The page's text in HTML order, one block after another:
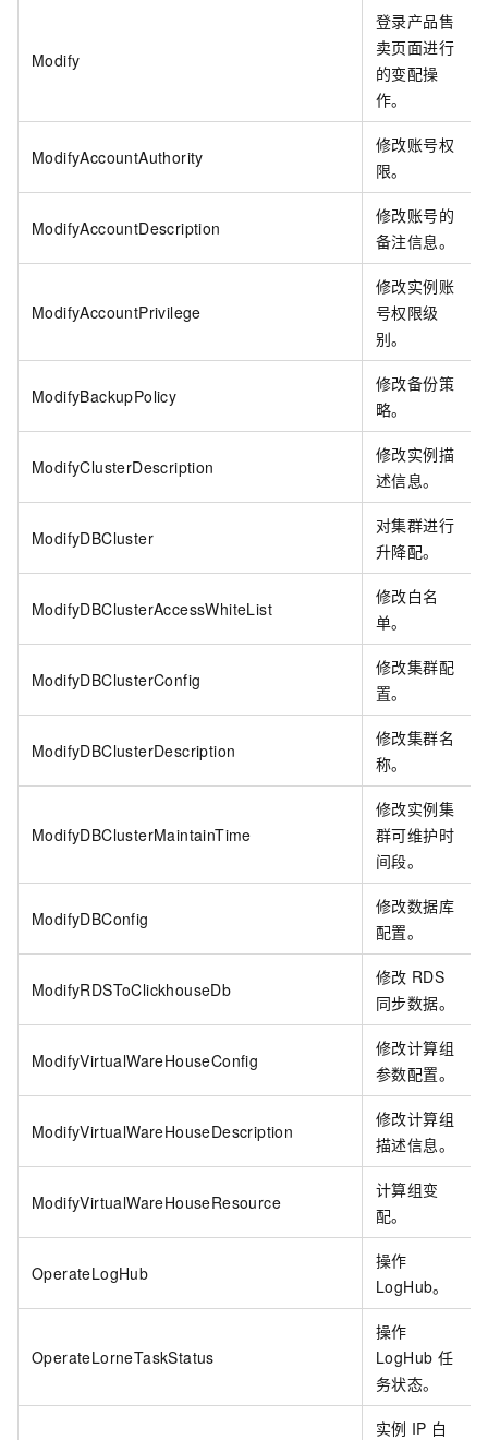
Modify
登录产品售
卖页面进行
的变配操
作。
ModifyAccountAuthority
修改账号权
限。
ModifyAccountDescription
修改账号的
备注信息。
ModifyAccountPrivilege
修改实例账
号权限级
别。
ModifyBackupPolicy
修改备份策
略。
ModifyClusterDescription
修改实例描
述信息。
ModifyDBCluster
对集群进行
升降配。
ModifyDBClusterAccessWhiteList
修改白名
单。
ModifyDBClusterConfig
修改集群配
置。
ModifyDBClusterDescription
修改集群名
称。
ModifyDBClusterMaintainTime
修改实例集
群可维护时
间段。
ModifyDBConfig
修改数据库
配置。
ModifyRDSToClickhouseDb
修改 RDS
同步数据。
ModifyVirtualWareHouseConfig
修改计算组
参数配置。
ModifyVirtualWareHouseDescription
修改计算组
描述信息。
ModifyVirtualWareHouseResource
计算组变
配。
OperateLogHub
操作
LogHub。
OperateLorneTaskStatus
操作
LogHub 任
务状态。
实例 IP 白